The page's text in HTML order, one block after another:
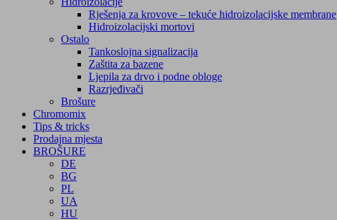
Rješenja za krovove – tekuće hidroizolacijske membrane
Hidroizolacijski mortovi
Ostalo
Tankoslojna signalizacija
Zaštita za bazene
Ljepila za drvo i podne obloge
Razrjeđivači
Brošure
Chromomix
Tips & tricks
Prodajna mjesta
BROŠURE
DE
BG
PL
UA
HU